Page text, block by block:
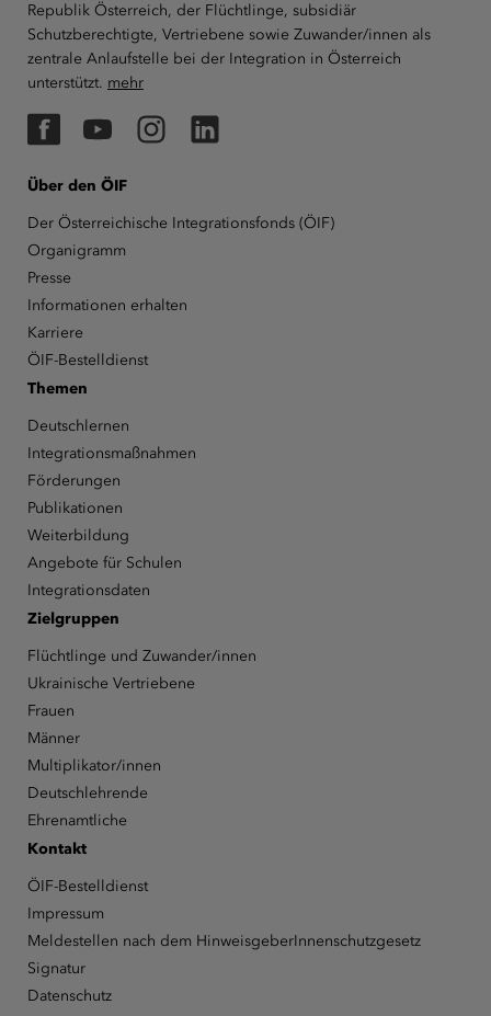
Republik Österreich, der Flüchtlinge, subsidiär
Schutzberechtigte, Vertriebene sowie Zuwander/innen als
zentrale Anlaufstelle bei der Integration in Österreich
unterstützt. mehr
FacebookYouTubeInstagramLinkedIn
Über den ÖIF
Der Österreichische Integrationsfonds (ÖIF)
Organigramm
Presse
Informationen erhalten
Karriere
ÖIF-Bestelldienst
Themen
Deutschlernen
Integrationsmaßnahmen
Förderungen
Publikationen
Weiterbildung
Angebote für Schulen
Integrationsdaten
Zielgruppen
Flüchtlinge und Zuwander/innen
Ukrainische Vertriebene
Frauen
Männer
Multiplikator/innen
Deutschlehrende
Ehrenamtliche
Kontakt
ÖIF-Bestelldienst
Impressum
Meldestellen nach dem HinweisgeberInnenschutzgesetz
Signatur
Datenschutz